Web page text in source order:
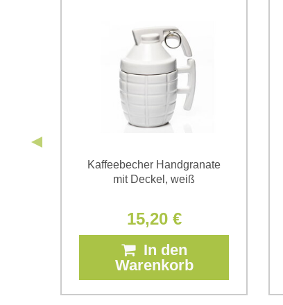
Kaffeebecher Handgranate
mit Deckel, weiß
15,20 €
In den
Warenkorb